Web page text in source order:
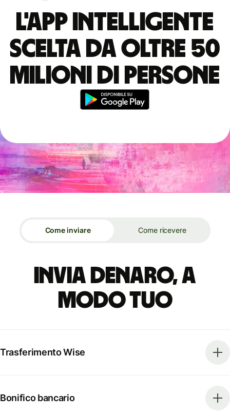
L'app intelligente
scelta da oltre 50
milioni di persone
Come inviare Come ricevere
Invia denaro, a
modo tuo
Trasferimento Wise
Bonifico bancario